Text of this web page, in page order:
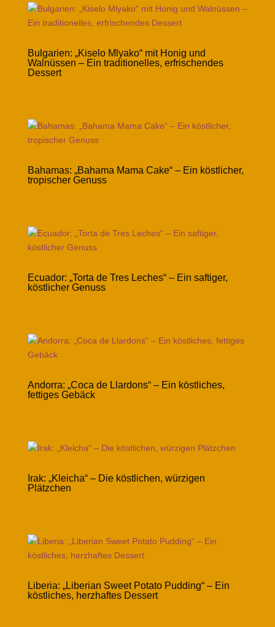
Bulgarien: „Kiselo Mlyako“ mit Honig und
Walnüssen – Ein traditionelles, erfrischendes
Dessert
Bahamas: „Bahama Mama Cake“ – Ein köstlicher,
tropischer Genuss
Ecuador: „Torta de Tres Leches“ – Ein saftiger,
köstlicher Genuss
Andorra: „Coca de Llardons“ – Ein köstliches,
fettiges Gebäck
Irak: „Kleicha“ – Die köstlichen, würzigen
Plätzchen
Liberia: „Liberian Sweet Potato Pudding“ – Ein
köstliches, herzhaftes Dessert